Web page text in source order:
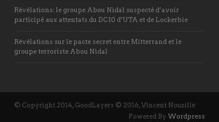
Révélations: le groupe Abou Nidal suspecté d’avoir
participé aux attentats du DC10 d’UTA et de Lockerbie
Révélations sur le pacte secret entre Mitterrand et le
groupe terroriste Abou Nidal
© Copyright 2014, GoodLayers © 2016, Vincent Nouzille
Powered By Wordpress